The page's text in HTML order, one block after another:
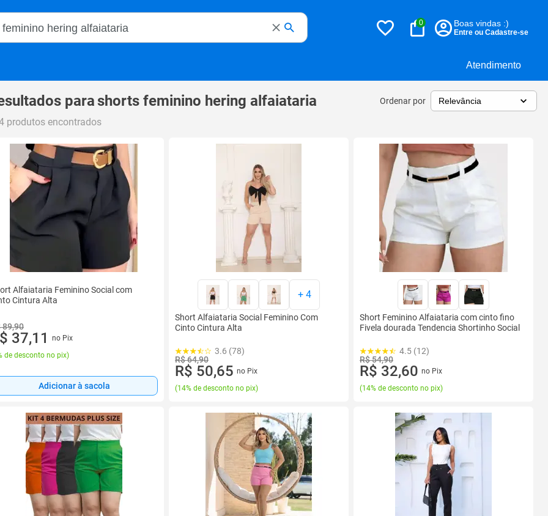
Atendimento
Magalu
0 Boas vindas :)
Entre ou Cadastre-se
parashorts feminino hering alfaiataria Ordenar por
produtos encontrados
Alfaiataria Feminino Social com
Cintura Alta
89,90
37,11
no Pix
de desconto no pix)
Adicionar à sacola
+ 4
Short Alfaiataria Social Feminino Com
Cinto Cintura Alta
3.6 (78)
R$ 64,90
R$ 50,65 no Pix
(14% de desconto no pix)
Short Feminino Alfaiataria com cinto fino
Fivela dourada Tendencia Shortinho Social
4.5 (12)
R$ 54,90
R$ 32,60 no Pix
(14% de desconto no pix)